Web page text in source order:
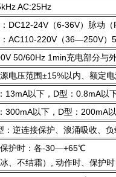
AC:25Hz
DC12-24V（6-36V）脉动（
AC110-220V（36—250V）
50/60Hz 1min充电部分与
电压范围±15%以内、额定
13mA以下，D型：0.8mA以
300mA以下，D型：200mA
：逆连接保护、浪涌吸收、
护时：各-30—+65℃
冰、不结霜）, 动作时、保护